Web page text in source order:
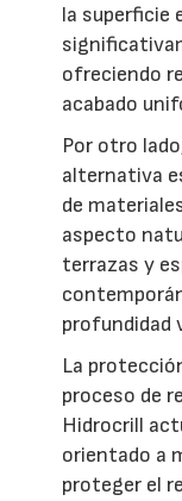
la superficie
ofreciendo
acabado
Por otro
alternativa
de
aspecto
terrazas y
profundidad
La
proceso de
Hidrocrill
orientado a
proteger el